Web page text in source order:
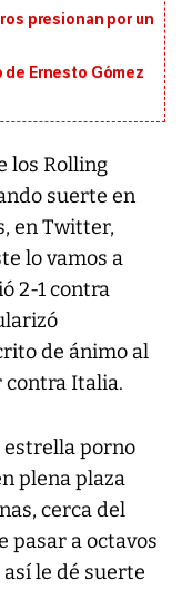
presionan por un
de Ernesto Gómez
los Rolling
suerte en
en Twitter,
lo vamos a
2-1 contra
de ánimo al
contra Italia.
estrella porno
plena plaza
cerca del
pasar a octavos
le dé suerte